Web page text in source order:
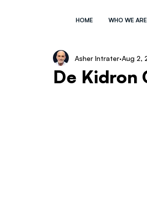
HOME WHO WE ARE
De Kidron
Asher Intrater Aug 2,